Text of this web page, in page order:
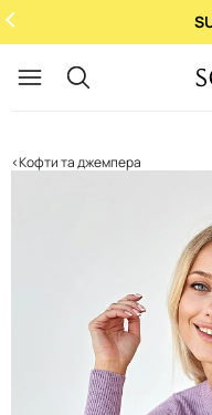
Кофти та джемпера